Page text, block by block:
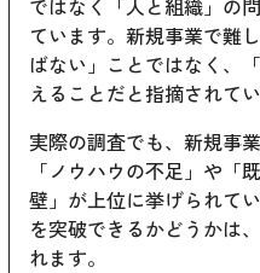
ではなく「人と組織」の
ています。新規事業で難
ばない」ことではなく、
えることだと指摘されてい
実際の調査でも、新規事
「ノウハウの不足」や「
壁」が上位に挙げられて
を突破できるかどうかは
れます。